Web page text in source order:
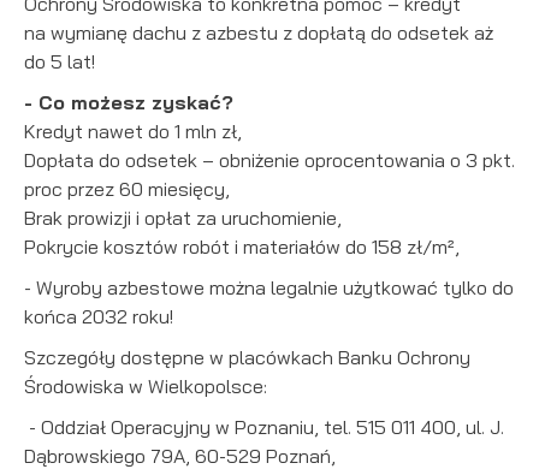
na wymianę dachu z azbestu z dopłatą do odsetek aż
do 5 lat!
- Co możesz zyskać?
Kredyt nawet do 1 mln zł,
Dopłata do odsetek – obniżenie oprocentowania o 3 pkt.
proc przez 60 miesięcy,
Brak prowizji i opłat za uruchomienie,
Pokrycie kosztów robót i materiałów do 158 zł/m²,
- Wyroby azbestowe można legalnie użytkować tylko do
końca 2032 roku!
Szczegóły dostępne w placówkach Banku Ochrony
Środowiska w Wielkopolsce:
- Oddział Operacyjny w Poznaniu, tel. 515 011 400, ul. J.
Dąbrowskiego 79A, 60-529 Poznań,
podmiotów trzecich lub firm będących naszymi partnerami
oraz innych dostawców usług. Firmy te działają w charakterze
pośredników prezentujących nasze treści w postaci
wiadomości, ofert, komunikatów mediów społecznościowych.